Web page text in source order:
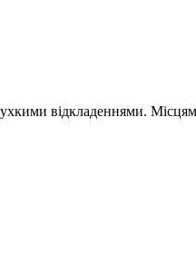
відкладеннями.